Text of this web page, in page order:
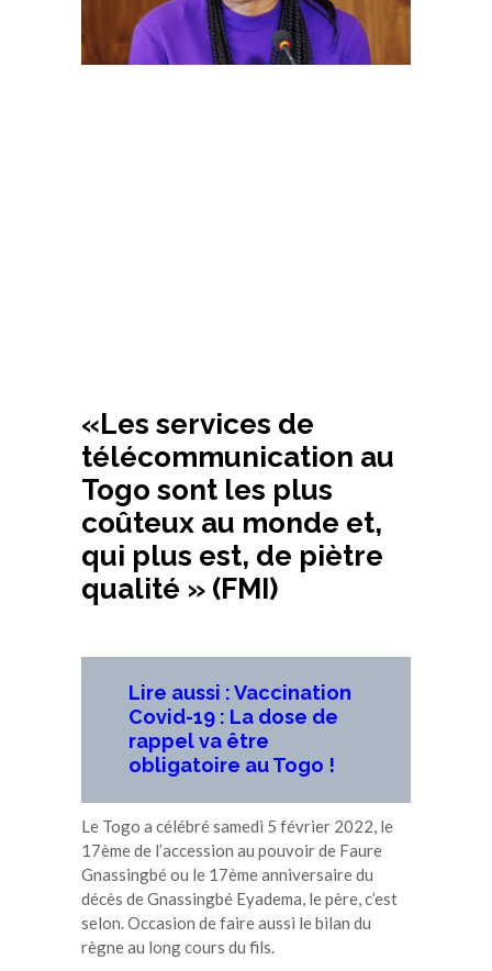
«Les services de
télécommunication au
Togo sont les plus
coûteux au monde et,
qui plus est, de piètre
qualité » (FMI)
Lire aussi : Vaccination
Covid-19 : La dose de
rappel va être
obligatoire au Togo !
Le Togo a célébré samedi 5 février 2022, le
17ème de l’accession au pouvoir de Faure
Gnassingbé ou le 17ème anniversaire du
décès de Gnassingbé Eyadema, le père, c’est
selon. Occasion de faire aussi le bilan du
règne au long cours du fils.